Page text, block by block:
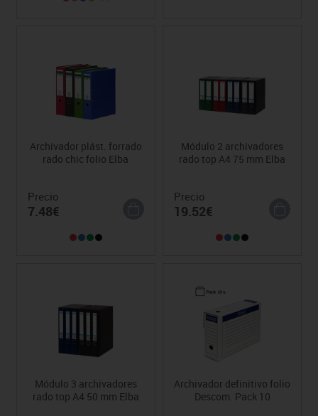
Archivador plást. forrado
rado chic folio Elba
Precio
7.48€
Módulo 2 archivadores
rado top A4 75 mm Elba
Precio
19.52€
Módulo 3 archivadores
rado top A4 50 mm Elba
Archivador definitivo folio
Descom. Pack 10